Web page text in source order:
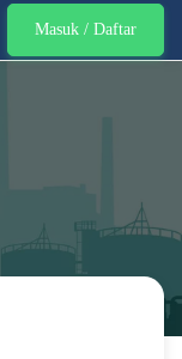
Masuk / Daftar